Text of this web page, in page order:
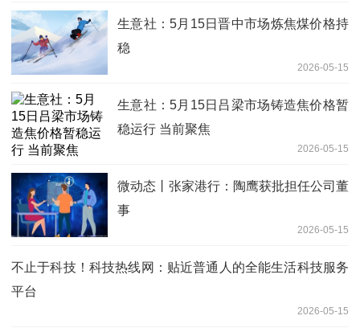
生意社：5月15日晋中市场炼焦煤价格持
稳
2026-05-15
生意社：5月15日吕梁市场铸造焦价格暂
稳运行 当前聚焦
2026-05-15
微动态丨张家港行：陶鹰获批担任公司董
事
2026-05-15
不止于科技！科技热线网：贴近普通人的全能生活科技服务
平台
2026-05-15